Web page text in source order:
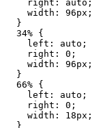
    right: auto;
    width: 96px;
  }
  34% {
    left: auto;
    right: 0;
    width: 96px;
  }
  66% {
    left: auto;
    right: 0;
    width: 18px;
  }